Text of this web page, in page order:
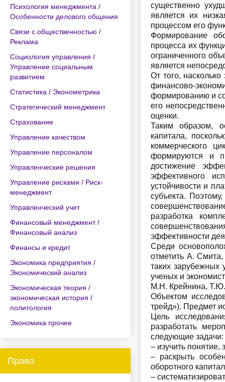
Психология менеджмента /
Особенности делового общения
Связи с общественностью /
Реклама
Социология управления /
Управление социальным
развитием
Статистика / Эконометрика
Стратегический менеджмент
Страхование
Управление качеством
Управление персоналом
Управленческие решения
Управление рисками / Риск-
менеджмент
Управленческий учет
Финансовый менеджмент /
Финансовый анализ
Финансы и кредит
Экономика предприятия /
Экономический анализ
Экономическая теория /
экономическая история /
политология
Экономика прочее
Право
существенно
является их
процессом его
Формирование
процесса их
ограниченного
является
От того,
финансово-
формированию и
его
оценки.
Таким образом,
капитала,
коммерческого
формируются и
достижение
эффективного
устойчивости и
субъекта.
разработка
эффективности
Среди
отметить А.
таких зарубежных
ученых и
М.Н. Крейнина,
Объектом
трейд»). Предмет
Цель
разработать
следующие задачи:
– изучить понятие,
– раскрыть
оборотного
–